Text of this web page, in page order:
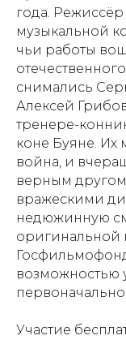
года.
музыкальной
чьи работы
снимались
Алексей
тренере-
коне Буяне.
война, и
верным другом
вражескими
недюжинную
оригинальной
возможностью
Участие